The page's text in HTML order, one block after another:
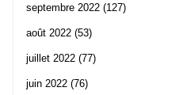
septembre 2022 (127)
août 2022 (53)
juillet 2022 (77)
juin 2022 (76)